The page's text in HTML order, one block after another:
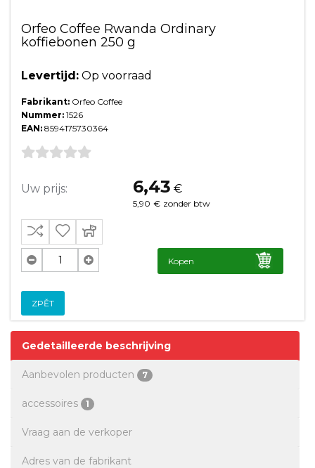
Orfeo Coffee Rwanda Ordinary
koffiebonen 250 g
Levertijd: Op voorraad
Fabrikant: Orfeo Coffee
Nummer: 1526
EAN: 8594175730364
Uw prijs: 6,43 €
5,90 € zonder btw
Kopen
ZPĚT
Gedetailleerde beschrijving
Aanbevolen producten 7
accessoires 1
Vraag aan de verkoper
Adres van de fabrikant